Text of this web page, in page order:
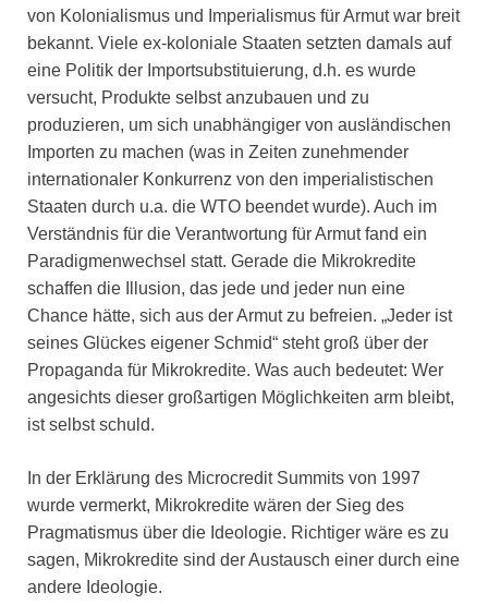
von Kolonialismus und Imperialismus für Armut war breit
bekannt. Viele ex-koloniale Staaten setzten damals auf
eine Politik der Importsubstituierung, d.h. es wurde
versucht, Produkte selbst anzubauen und zu
produzieren, um sich unabhängiger von ausländischen
Importen zu machen (was in Zeiten zunehmender
internationaler Konkurrenz von den imperialistischen
Staaten durch u.a. die WTO beendet wurde). Auch im
Verständnis für die Verantwortung für Armut fand ein
Paradigmenwechsel statt. Gerade die Mikrokredite
schaffen die Illusion, das jede und jeder nun eine
Chance hätte, sich aus der Armut zu befreien. „Jeder ist
seines Glückes eigener Schmid“ steht groß über der
Propaganda für Mikrokredite. Was auch bedeutet: Wer
angesichts dieser großartigen Möglichkeiten arm bleibt,
ist selbst schuld.
In der Erklärung des Microcredit Summits von 1997
wurde vermerkt, Mikrokredite wären der Sieg des
Pragmatismus über die Ideologie. Richtiger wäre es zu
sagen, Mikrokredite sind der Austausch einer durch eine
andere Ideologie.